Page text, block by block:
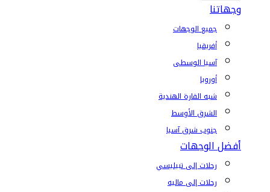
وجهاتنا
جميع الوجهات
أفريقيا
آسيا الوسطى
أوروبا
شبه القارة الهندية
الشرق الأوسط
جنوب شرق آسيا
أفضل الوجهات
رحلات إلى تبيليسي
رحلات إلى ماليه